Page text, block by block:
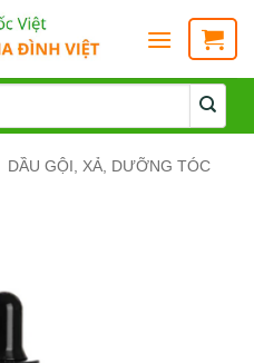
DẦU GỘI, XẢ, DƯỠNG TÓC